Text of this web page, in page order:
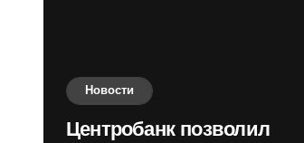
Новости
Центробанк позволил